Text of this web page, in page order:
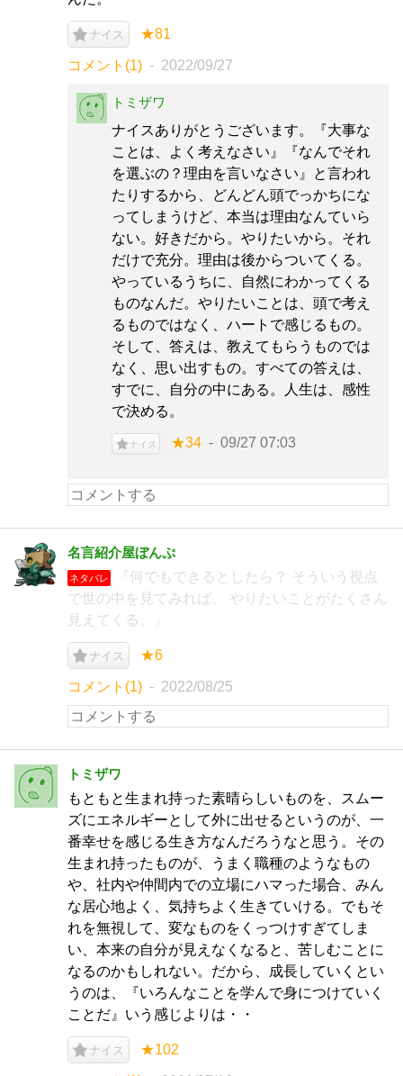
ナイス ★81
コメント(1) 2022/09/27
トミザワ
ナイスありがとうございます。『大事な
ことは、よく考えなさい』『なんでそれ
を選ぶの？理由を言いなさい』と言われ
たりするから、どんどん頭でっかちにな
ってしまうけど、本当は理由なんていら
ない。好きだから。やりたいから。それ
だけで充分。理由は後からついてくる。
やっているうちに、自然にわかってくる
ものなんだ。やりたいことは、頭で考え
るものではなく、ハートで感じるもの。
そして、答えは、教えてもらうものでは
なく、思い出すもの。すべての答えは、
すでに、自分の中にある。人生は、感性
で決める。
ナイス ★34 09/27 07:03
名言紹介屋ぼんぷ
ネタバレ
『何でもできるとしたら？ そういう視点
で世の中を見てみれば、 やりたいことがたくさん
見えてくる。』
ナイス ★6
コメント(1) 2022/08/25
トミザワ
もともと生まれ持った素晴らしいものを、スムー
ズにエネルギーとして外に出せるというのが、一
番幸せを感じる生き方なんだろうなと思う。その
生まれ持ったものが、うまく職種のようなもの
や、社内や仲間内での立場にハマった場合、みん
な居心地よく、気持ちよく生きていける。でもそ
れを無視して、変なものをくっつけすぎてしま
い、本来の自分が見えなくなると、苦しむことに
なるのかもしれない。だから、成長していくとい
うのは、『いろんなことを学んで身につけていく
ことだ』いう感じよりは・・
ナイス ★102